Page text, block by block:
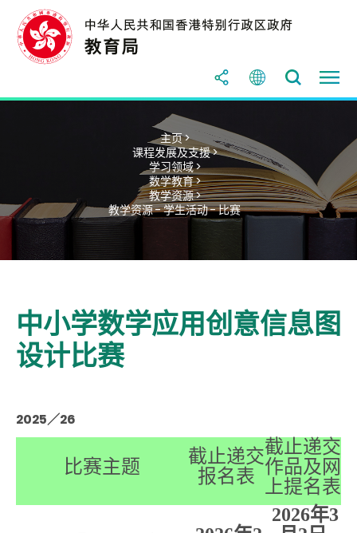
主页 >
课程发展及支援 >
学习领域 >
数学教育 >
教学资源 >
教学资源 - 学生活动 - 比赛
中小学数学应用创意信息图
设计比赛
2025／26
比赛主题
截止递交
报名表
截止递交
作品及网
上提名表
2026年3